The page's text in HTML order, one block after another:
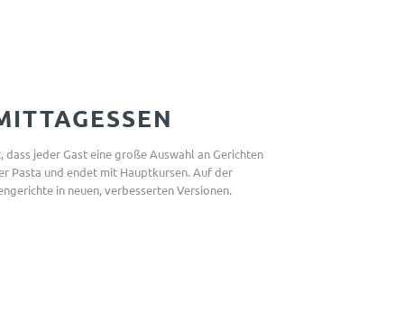
jeder Gast eine große Auswahl an Gerichten
Pasta und endet mit Hauptkursen. Auf der
in neuen, verbesserten Versionen.